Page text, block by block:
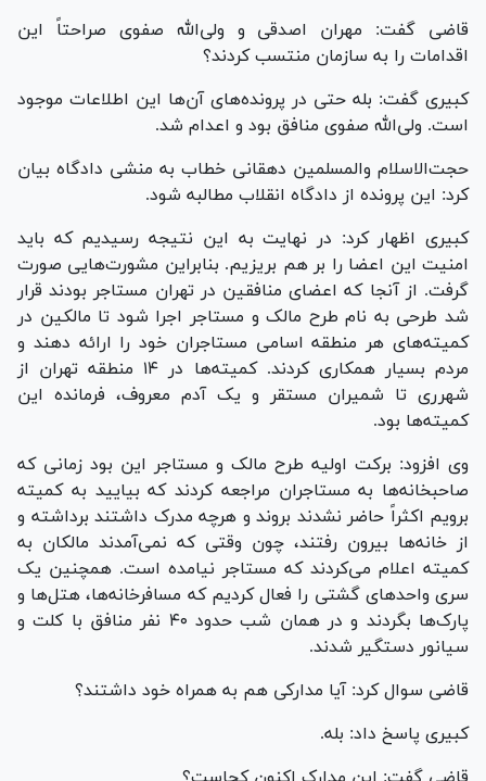
قاضی گفت: مهران اصدقی و ولی‌الله صفوی صراحتاً این
اقدامات را به سازمان منتسب کردند؟
کبیری گفت: بله حتی در پرونده‌های آن‌ها این اطلاعات موجود
است. ولی‌الله صفوی منافق بود و اعدام شد.
حجت‌الاسلام والمسلمین دهقانی خطاب به منشی دادگاه بیان
کرد: این پرونده از دادگاه انقلاب مطالبه شود.
کبیری اظهار کرد: در نهایت به این نتیجه رسیدیم که باید
امنیت این اعضا را بر هم بریزیم. بنابراین مشورت‌هایی صورت
گرفت. از آنجا که اعضای منافقین در تهران مستاجر بودند قرار
شد طرحی به نام طرح مالک و مستاجر اجرا شود تا مالکین در
کمیته‌های هر منطقه اسامی مستاجران خود را ارائه دهند و
مردم بسیار همکاری کردند. کمیته‌ها در ۱۴ منطقه تهران از
شهرری تا شمیران مستقر و یک آدم معروف، فرمانده این
کمیته‌ها بود.
وی افزود: برکت اولیه طرح مالک و مستاجر این بود زمانی که
صاحبخانه‌ها به مستاجران مراجعه کردند که بیایید به کمیته
برویم اکثراً حاضر نشدند بروند و هرچه مدرک داشتند برداشته و
از خانه‌ها بیرون رفتند، چون وقتی که نمی‌آمدند مالکان به
کمیته اعلام می‌کردند که مستاجر نیامده است. همچنین یک
سری واحد‌های گشتی را فعال کردیم که مسافرخانه‌ها، هتل‌ها و
پارک‌ها بگردند و در همان شب حدود ۴۰ نفر منافق با کلت و
سیانور دستگیر شدند.
قاضی سوال کرد: آیا مدارکی هم به همراه خود داشتند؟
کبیری پاسخ داد: بله.